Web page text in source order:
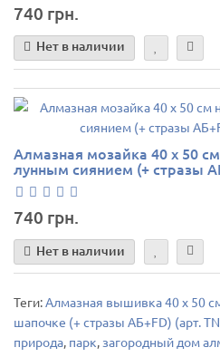
740 грн.
Нет в наличии
Алмазная мозайка 40 х 50
лунным сиянием (+ стразы
740 грн.
Нет в наличии
Теги:Алмазная вышивка 40 х 50
шапочке (+ стразы АБ+FD) (арт.
природа, парк, загородный дом